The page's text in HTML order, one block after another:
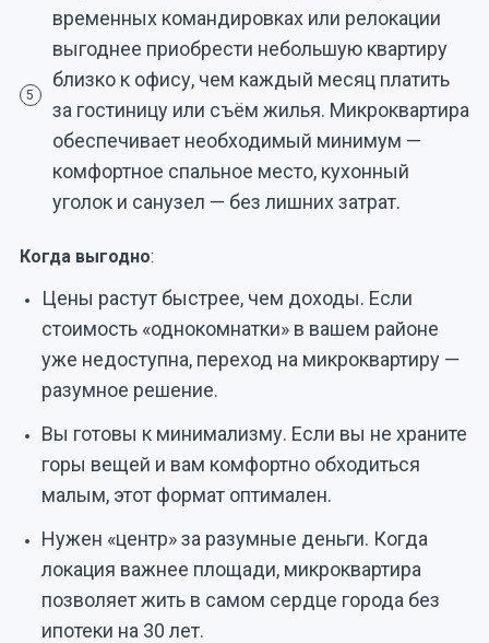
5
временных командировках или релокации
выгоднее приобрести небольшую квартиру
близко к офису, чем каждый месяц платить
за гостиницу или съём жилья. Микроквартира
обеспечивает необходимый минимум —
комфортное спальное место, кухонный
уголок и санузел — без лишних затрат.
Когда выгодно:
Цены растут быстрее, чем доходы. Если
стоимость «однокомнатки» в вашем районе
уже недоступна, переход на микроквартиру —
разумное решение.
Вы готовы к минимализму. Если вы не храните
горы вещей и вам комфортно обходиться
малым, этот формат оптимален.
Нужен «центр» за разумные деньги. Когда
локация важнее площади, микроквартира
позволяет жить в самом сердце города без
ипотеки на 30 лет.